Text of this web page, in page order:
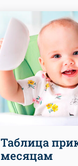
Таблица
месяцам